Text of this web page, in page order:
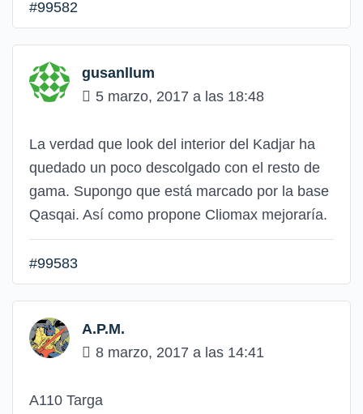
#99582
gusanllum
5 marzo, 2017 a las 18:48
La verdad que look del interior del Kadjar ha
quedado un poco descolgado con el resto de
gama. Supongo que está marcado por la base
Qasqai. Así como propone Cliomax mejoraría.
#99583
A.P.M.
8 marzo, 2017 a las 14:41
A110 Targa